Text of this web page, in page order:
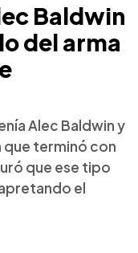
Baldwin
del arma
Alec Baldwin y
que terminó con
que ese tipo
el